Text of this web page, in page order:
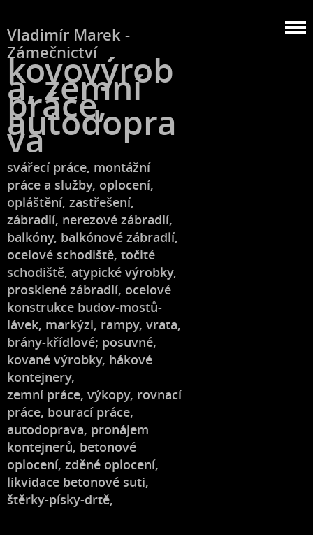
Vladimír Marek -
Zámečnictví
kovovýrob
a, zemní
práce,
autodopra
va
svářecí práce, montážní
práce a služby, oplocení,
opláštění, zastřešení,
zábradlí, nerezové zábradlí,
balkóny, balkónové zábradlí,
ocelové schodiště, točité
schodiště, atypické výrobky,
prosklené zábradlí, ocelové
konstrukce budov-mostů-
lávek, markýzi, rampy, vrata,
brány-křídlové; posuvné,
kované výrobky, hákové
kontejnery,
zemní práce, výkopy, rovnací
práce, bourací práce,
autodoprava, pronájem
kontejnerů, betonové
oplocení, zděné oplocení,
likvidace betonové suti,
štěrky-písky-drtě,